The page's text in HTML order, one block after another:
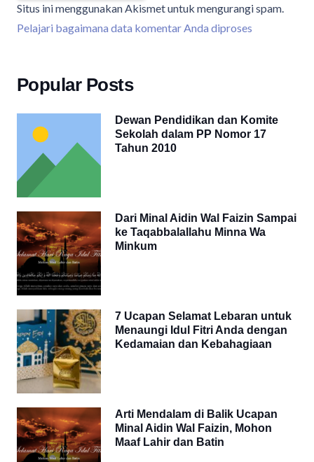
Situs ini menggunakan Akismet untuk mengurangi spam.
Pelajari bagaimana data komentar Anda diproses
Popular Posts
Dewan Pendidikan dan Komite
Sekolah dalam PP Nomor 17
Tahun 2010
Dari Minal Aidin Wal Faizin Sampai
ke Taqabbalallahu Minna Wa
Minkum
7 Ucapan Selamat Lebaran untuk
Menaungi Idul Fitri Anda dengan
Kedamaian dan Kebahagiaan
Arti Mendalam di Balik Ucapan
Minal Aidin Wal Faizin, Mohon
Maaf Lahir dan Batin